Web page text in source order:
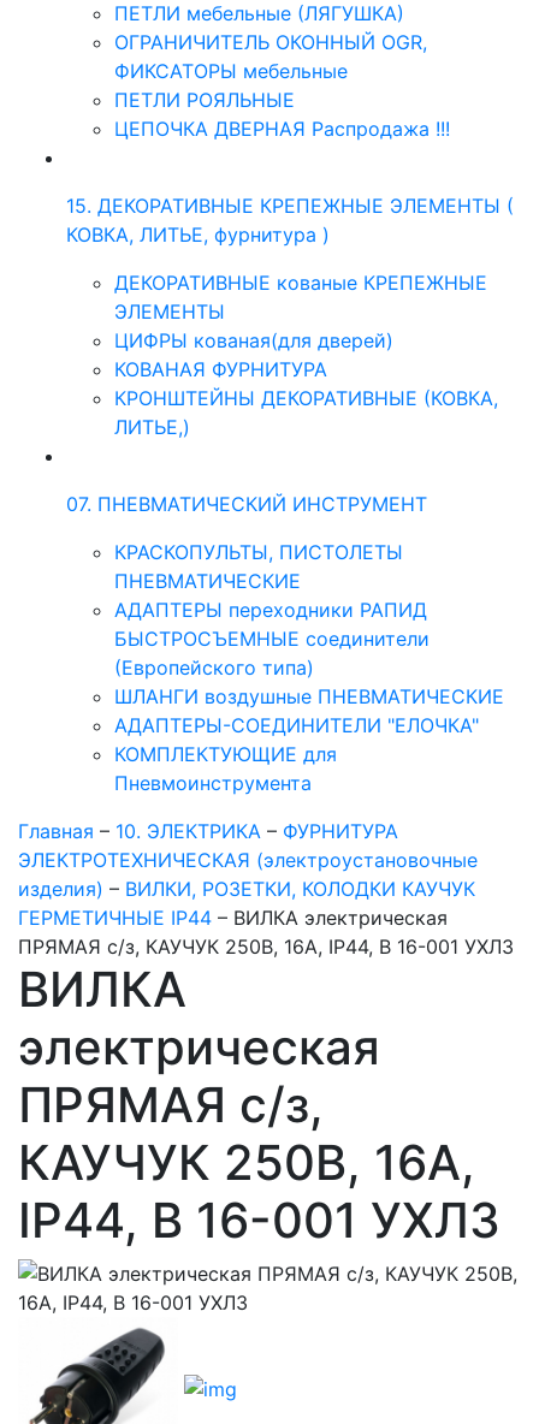
ПЕТЛИ мебельные (ЛЯГУШКА)
ОГРАНИЧИТЕЛЬ ОКОННЫЙ OGR,
ФИКСАТОРЫ мебельные
ПЕТЛИ РОЯЛЬНЫЕ
ЦЕПОЧКА ДВЕРНАЯ Распродажа !!!
15. ДЕКОРАТИВНЫЕ КРЕПЕЖНЫЕ ЭЛЕМЕНТЫ (
КОВКА, ЛИТЬЕ, фурнитура )
ДЕКОРАТИВНЫЕ кованые КРЕПЕЖНЫЕ
ЭЛЕМЕНТЫ
ЦИФРЫ кованая(для дверей)
КОВАНАЯ ФУРНИТУРА
КРОНШТЕЙНЫ ДЕКОРАТИВНЫЕ (КОВКА,
ЛИТЬЕ,)
07. ПНЕВМАТИЧЕСКИЙ ИНСТРУМЕНТ
КРАСКОПУЛЬТЫ, ПИСТОЛЕТЫ
ПНЕВМАТИЧЕСКИЕ
АДАПТЕРЫ переходники РАПИД
БЫСТРОСЪЕМНЫЕ соединители
(Европейского типа)
ШЛАНГИ воздушные ПНЕВМАТИЧЕСКИЕ
АДАПТЕРЫ-СОЕДИНИТЕЛИ "ЕЛОЧКА"
КОМПЛЕКТУЮЩИЕ для
Пневмоинструмента
Главная – 10. ЭЛЕКТРИКА – ФУРНИТУРА
ЭЛЕКТРОТЕХНИЧЕСКАЯ (электроустановочные
изделия) – ВИЛКИ, РОЗЕТКИ, КОЛОДКИ КАУЧУК
ГЕРМЕТИЧНЫЕ IP44 – ВИЛКА электрическая
ПРЯМАЯ с/з, КАУЧУК 250В, 16A, IP44, В 16-001 УХЛ3
ВИЛКА
электрическая
ПРЯМАЯ с/з,
КАУЧУК 250В, 16A,
IP44, В 16-001 УХЛ3